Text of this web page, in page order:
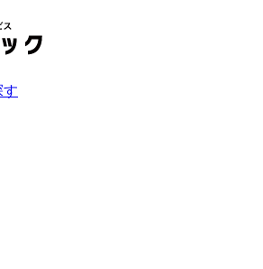
す